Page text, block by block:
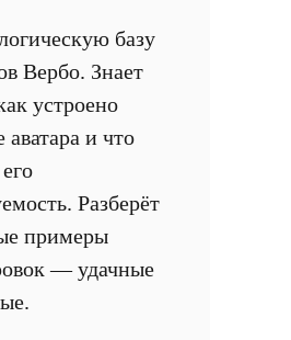
базу
Вербо. Знает
устроено
аватара и что
Разберёт
примеры
— удачные